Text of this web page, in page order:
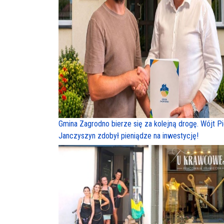
Gmina Zagrodno bierze się za kolejną drogę. Wójt
Janczyszyn zdobył pieniądze na inwestycję!